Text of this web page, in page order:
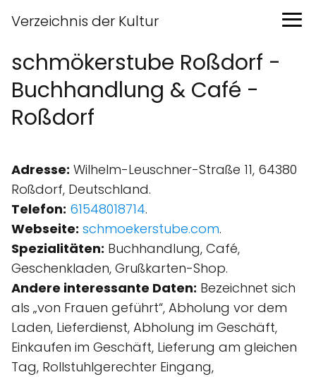
Verzeichnis der Kultur
schmökerstube Roßdorf -
Buchhandlung & Café -
Roßdorf
Adresse: Wilhelm-Leuschner-Straße 11, 64380
Roßdorf, Deutschland.
Telefon: 61548018714.
Webseite: schmoekerstube.com.
Spezialitäten: Buchhandlung, Café,
Geschenkladen, Grußkarten-Shop.
Andere interessante Daten: Bezeichnet sich
als „von Frauen geführt“, Abholung vor dem
Laden, Lieferdienst, Abholung im Geschäft,
Einkaufen im Geschäft, Lieferung am gleichen
Tag, Rollstuhlgerechter Eingang,